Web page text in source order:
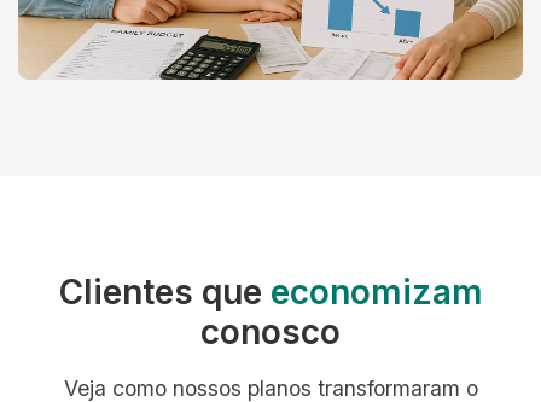
Clientes que economizam
conosco
Veja como nossos planos transformaram o